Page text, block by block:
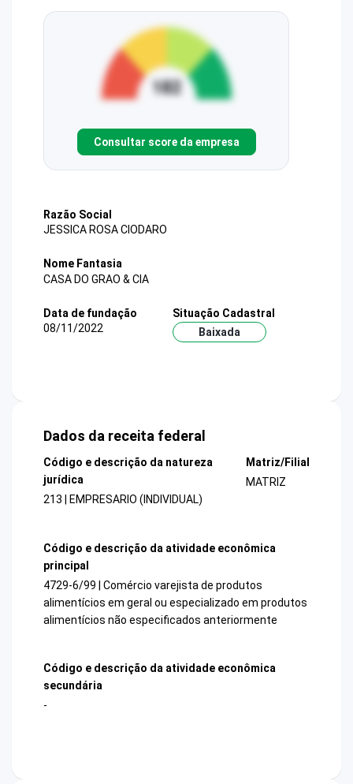
Consultar score da empresa
Razão Social
JESSICA ROSA CIODARO
Nome Fantasia
CASA DO GRAO & CIA
Data de fundação
08/11/2022
Situação Cadastral
Baixada
Dados da receita federal
Código e descrição da natureza
jurídica
213 | EMPRESARIO (INDIVIDUAL)
Matriz/Filial
MATRIZ
Código e descrição da atividade econômica
principal
4729-6/99 | Comércio varejista de produtos
alimentícios em geral ou especializado em produtos
alimentícios não especificados anteriormente
Código e descrição da atividade econômica
secundária
-